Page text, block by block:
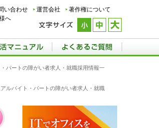
い合わせ 運営会社
著作権について
へ
パートの障がい者求人・就職採用情報一
ルバイト・パートの障がい者求人・就職